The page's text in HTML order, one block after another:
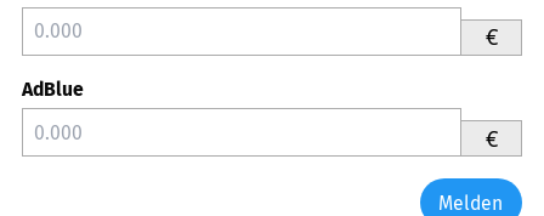
€
AdBlue
€
Melden